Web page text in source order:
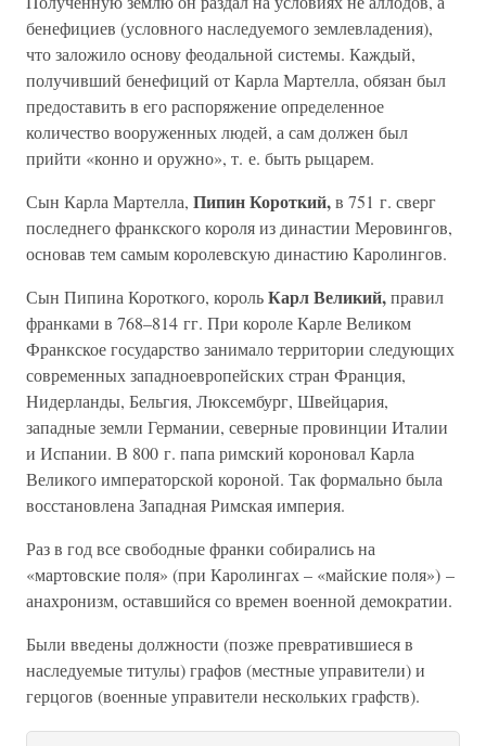
бенефициев (условного наследуемого землевладения),
что заложило основу феодальной системы. Каждый,
получивший бенефиций от Карла Мартелла, обязан был
предоставить в его распоряжение определенное
количество вооруженных людей, а сам должен был
прийти «конно и оружно», т. е. быть рыцарем.
Сын Карла Мартелла, Пипин Короткий,в 751 г. сверг
последнего франкского короля из династии Меровингов,
основав тем самым королевскую династию Каролингов.
Сын Пипина Короткого, корольКарл Великий,правил
франками в 768–814 гг. При короле Карле Великом
Франкское государство занимало территории следующих
современных западноевропейских стран Франция,
Нидерланды, Бельгия, Люксембург, Швейцария,
западные земли Германии, северные провинции Италии
и Испании. В 800 г. папа римский короновал Карла
Великого императорской короной. Так формально была
восстановлена Западная Римская империя.
Раз в год все свободные франки собирались на
«мартовские поля» (при Каролингах – «майские поля») –
анахронизм, оставшийся со времен военной демократии.
Были введены должности (позже превратившиеся в
наследуемые титулы) графов (местные управители) и
герцогов (военные управители нескольких графств).